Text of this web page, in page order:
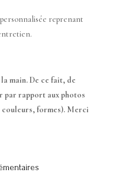
reprenant
main. De ce fait, de
par rapport aux photos
formes). Merci